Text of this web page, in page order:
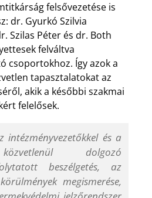
felsővezetése is
dr. Gyurkó Szilvia
Szilas Péter és dr. Both
felváltva
csoportokhoz. Így azok a
tapasztalatokat az
akik a későbbi szakmai
felelősek.
és a
dolgozó
beszélgetés, az
megismerése,